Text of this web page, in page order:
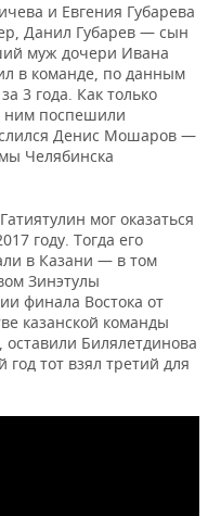
и Евгения Губарева
Данил Губарев — сын
муж дочери Ивана
в команде, по данным
3 года. Как только
ним поспешили
Денис Мошаров —
Челябинска
мог оказаться
году. Тогда его
в Казани — в том
Зинэтулы
финала Востока от
казанской команды
Билялетдинова
тот взял третий для